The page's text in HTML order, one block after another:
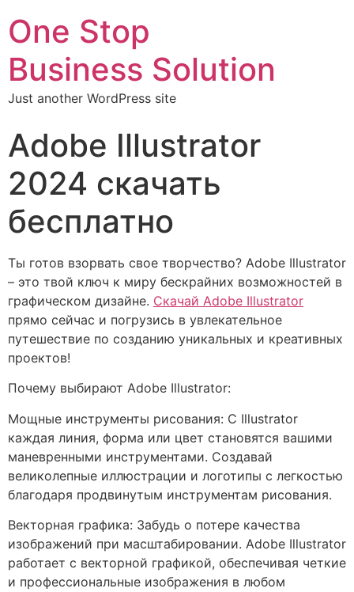
One Stop
Business Solution
Just another WordPress site
Adobe Illustrator
2024 скачать
бесплатно
Ты готов взорвать свое творчество? Adobe Illustrator
– это твой ключ к миру бескрайних возможностей в
графическом дизайне. Скачай Adobe Illustrator
прямо сейчас и погрузись в увлекательное
путешествие по созданию уникальных и креативных
проектов!
Почему выбирают Adobe Illustrator:
Мощные инструменты рисования: С Illustrator
каждая линия, форма или цвет становятся вашими
маневренными инструментами. Создавай
великолепные иллюстрации и логотипы с легкостью
благодаря продвинутым инструментам рисования.
Векторная графика: Забудь о потере качества
изображений при масштабировании. Adobe Illustrator
работает с векторной графикой, обеспечивая четкие
и профессиональные изображения в любом